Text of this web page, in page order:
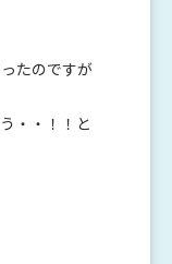
たのですが
・・！！と